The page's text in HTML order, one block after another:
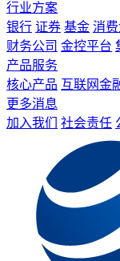
行业方案
银行 证券 基金 消
财务公司 金控平台
产品服务
核心产品 互联网金
更多消息
加入我们
社会责任